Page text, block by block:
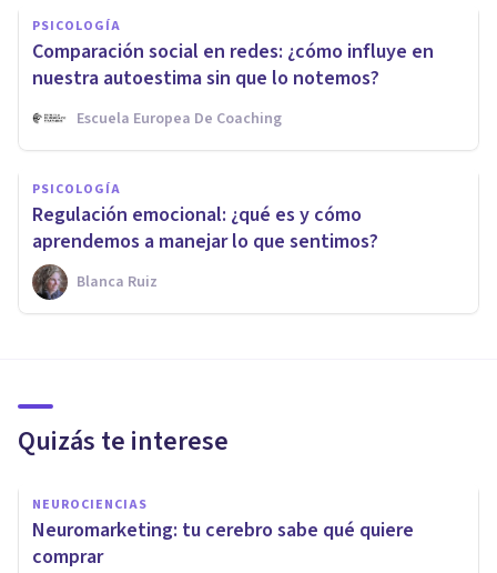
PSICOLOGÍA
Comparación social en redes: ¿cómo influye en
nuestra autoestima sin que lo notemos?
Escuela Europea De Coaching
PSICOLOGÍA
Regulación emocional: ¿qué es y cómo
aprendemos a manejar lo que sentimos?
Blanca Ruiz
Quizás te interese
NEUROCIENCIAS
Neuromarketing: tu cerebro sabe qué quiere
comprar